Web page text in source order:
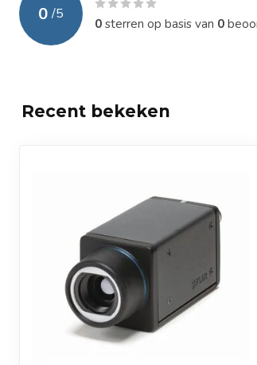
0 /5
0sterren op basis van 0
Recent bekeken